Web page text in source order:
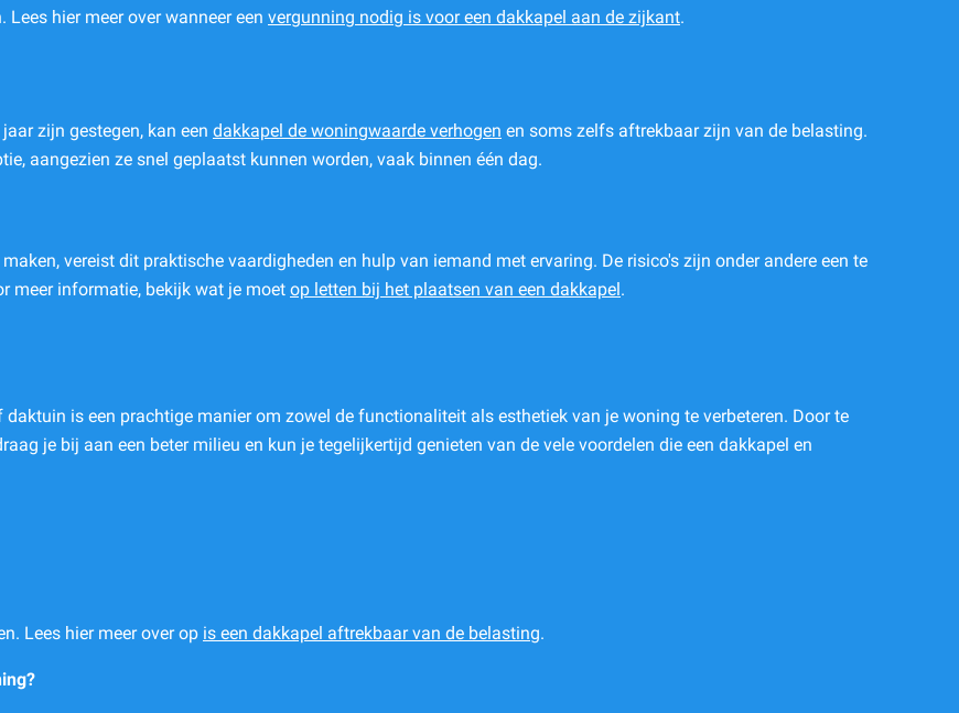
hier meer over wanneer een vergunning nodig is voor een dakkapel aan de zijkant.
zijn gestegen, kan een dakkapel de woningwaarde verhogen en soms zelfs aftrekbaar zijn van de belasting.
aangezien ze snel geplaatst kunnen worden, vaak binnen één dag.
vereist dit praktische vaardigheden en hulp van iemand met ervaring. De risico's zijn onder andere een te
meer informatie, bekijk wat je moet op letten bij het plaatsen van een dakkapel.
is een prachtige manier om zowel de functionaliteit als esthetiek van je woning te verbeteren. Door te
je bij aan een beter milieu en kun je tegelijkertijd genieten van de vele voordelen die een dakkapel en
Lees hier meer over op is een dakkapel aftrekbaar van de belasting.